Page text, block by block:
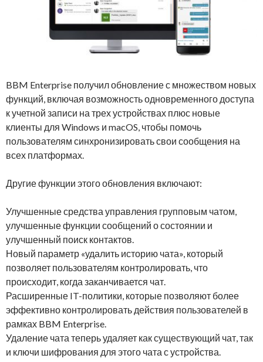
BBM Enterprise получил обновление с множеством новых
функций, включая возможность одновременного доступа
к учетной записи на трех устройствах плюс новые
клиенты для Windows и macOS, чтобы помочь
пользователям синхронизировать свои сообщения на
всех платформах.
Другие функции этого обновления включают:
Улучшенные средства управления групповым чатом,
улучшенные функции сообщений о состоянии и
улучшенный поиск контактов.
Новый параметр «удалить историю чата», который
позволяет пользователям контролировать, что
происходит, когда заканчивается чат.
Расширенные IT-политики, которые позволяют более
эффективно контролировать действия пользователей в
рамках BBM Enterprise.
Удаление чата теперь удаляет как существующий чат, так
и ключи шифрования для этого чата с устройства.